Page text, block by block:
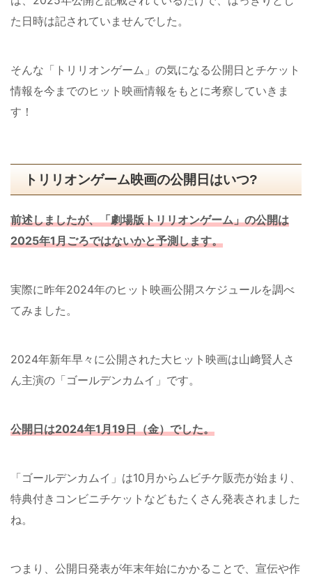
た日時は記されていませんでした。
そんな「トリリオンゲーム」の気になる公開日とチケット
情報を今までのヒット映画情報をもとに考察していきま
す！
トリリオンゲーム映画の公開日はいつ?
前述しましたが、「劇場版トリリオンゲーム」の公開は
2025年1月ごろではないかと予測します。
実際に昨年2024年のヒット映画公開スケジュールを調べ
てみました。
2024年新年早々に公開された大ヒット映画は山﨑賢人さ
ん主演の「ゴールデンカムイ」です。
公開日は2024年1月19日（金）でした。
「ゴールデンカムイ」は10月からムビチケ販売が始まり、
特典付きコンビニチケットなどもたくさん発表されました
ね。
つまり、公開日発表が年末年始にかかることで、宣伝や作